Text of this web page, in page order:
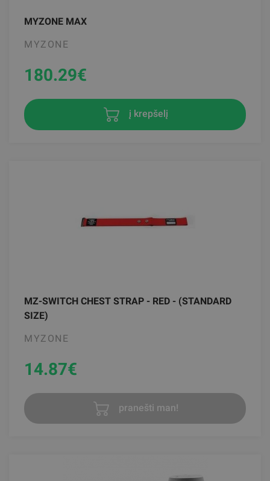
MYZONE MAX
MYZONE
180.29€
į krepšelį
MZ-SWITCH CHEST STRAP - RED - (STANDARD
SIZE)
MYZONE
14.87€
pranešti man!